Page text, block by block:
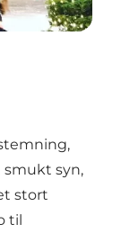
smukt syn,
stort
til